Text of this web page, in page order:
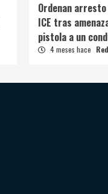
Ordenan
ICE tras
pistola a un
4 meses hace